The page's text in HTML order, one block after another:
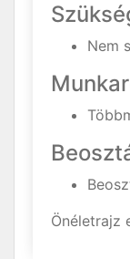
Nem
Önéletrajz